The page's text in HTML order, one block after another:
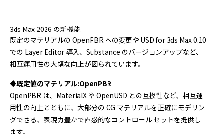
3ds Max 2026 の新機能
既定のマテリアルの OpenPBR への変更や USD for 3ds Max 0.10
での Layer Editor 導入、Substance のバージョンアップなど、
相互運用性の大幅な向上が図られています。
◆既定値のマテリアル:OpenPBR
OpenPBR は、MaterialX や OpenUSD との互換性など、相互運
用性の向上とともに、大部分の CG マテリアルを正確にモデリン
グできる、表現力豊かで直感的なコントロール セットを提供し
ます。